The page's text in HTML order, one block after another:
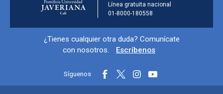
Línea gratuita nacional
01-8000-180558
Información y redes sociales
¿Tienes cualquier otra duda? Comunícate
con nosotros.
Escríbenos
Síguenos